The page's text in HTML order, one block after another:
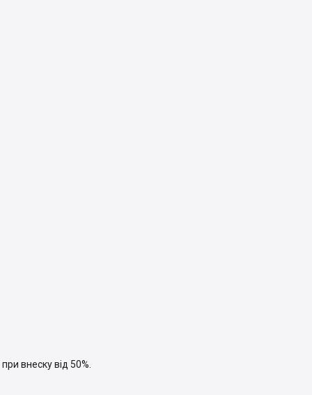
внеску від 50%.